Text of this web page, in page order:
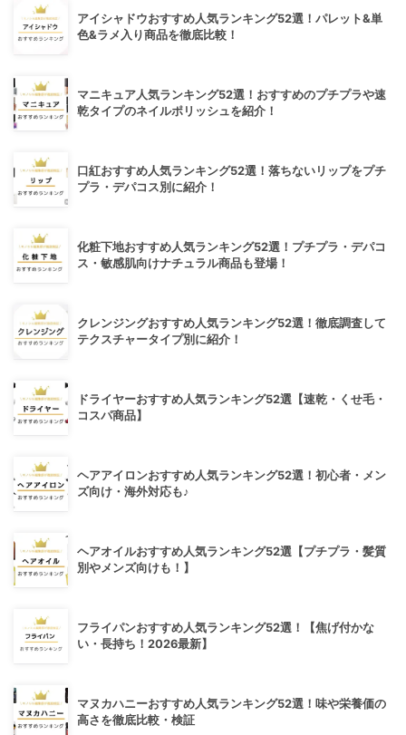
アイシャドウおすすめ人気ランキング52選！パレット&単
色&ラメ入り商品を徹底比較！
マニキュア人気ランキング52選！おすすめのプチプラや速
乾タイプのネイルポリッシュを紹介！
口紅おすすめ人気ランキング52選！落ちないリップをプチ
プラ・デパコス別に紹介！
化粧下地おすすめ人気ランキング52選！プチプラ・デパコ
ス・敏感肌向けナチュラル商品も登場！
クレンジングおすすめ人気ランキング52選！徹底調査して
テクスチャータイプ別に紹介！
ドライヤーおすすめ人気ランキング52選【速乾・くせ毛・
コスパ商品】
ヘアアイロンおすすめ人気ランキング52選！初心者・メン
ズ向け・海外対応も♪
ヘアオイルおすすめ人気ランキング52選【プチプラ・髪質
別やメンズ向けも！】
フライパンおすすめ人気ランキング52選！【焦げ付かな
い・長持ち！2026最新】
マヌカハニーおすすめ人気ランキング52選！味や栄養価の
高さを徹底比較・検証